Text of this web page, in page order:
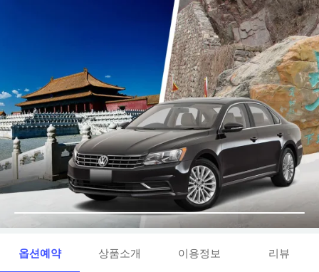
옵션예약 상품소개 이용정보 리뷰